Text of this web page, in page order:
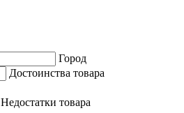
Город
Достоинства товара
Недостатки товара